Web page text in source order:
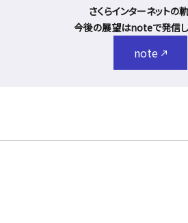
さくらインターネットの
今後の展望はnoteで発信し
note